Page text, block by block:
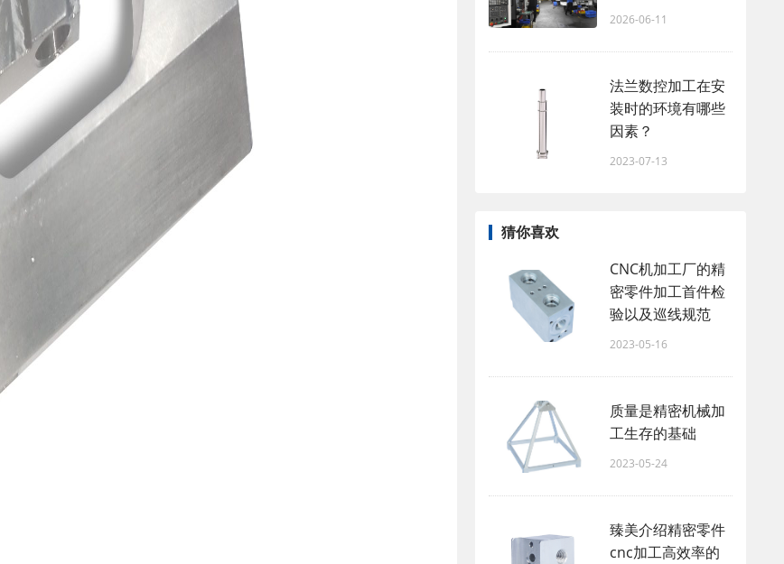
2026-06-11
法兰数控加工在安
装时的环境有哪些
因素？
2023-07-13
猜你喜欢
CNC机加工厂的精
密零件加工首件检
验以及巡线规范
2023-05-16
质量是精密机械加
工生存的基础
2023-05-24
臻美介绍精密零件
cnc加工高效率的